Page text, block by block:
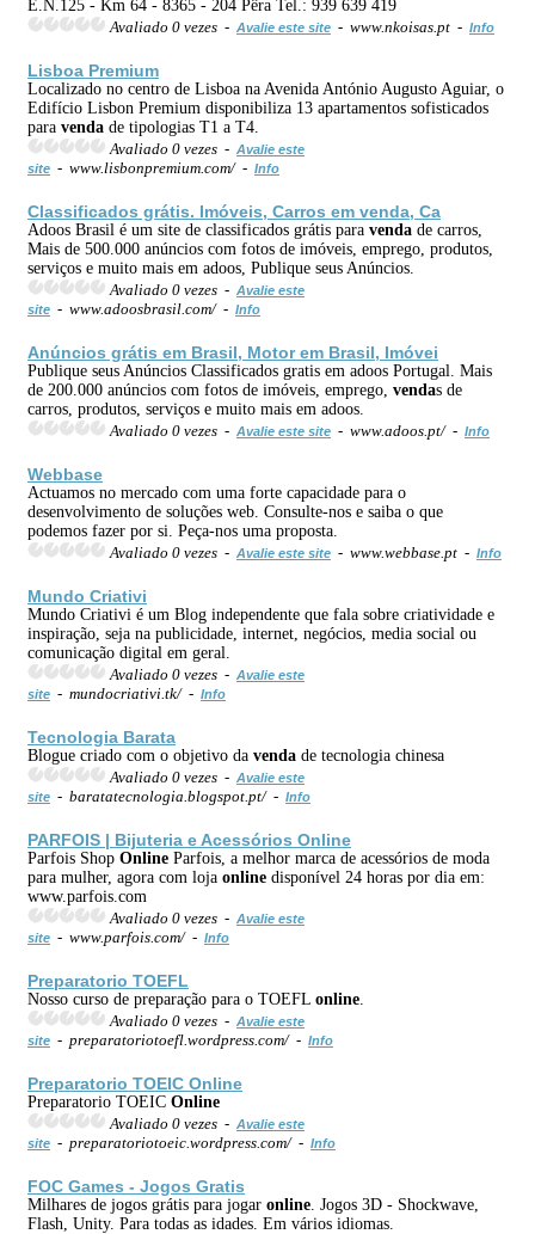
E.N.125 - Km 64 - 8365 - 204 Pêra Tel.: 939 639 419
Avaliado 0 vezes - Avalie este site - www.nkoisas.pt - Info
Lisboa Premium
Localizado no centro de Lisboa na Avenida António Augusto Aguiar, o
Edifício Lisbon Premium disponibiliza 13 apartamentos sofisticados
para venda de tipologias T1 a T4.
Avaliado 0 vezes - Avalie este
site - www.lisbonpremium.com/ - Info
Classificados grátis. Imóveis, Carros em venda, Ca
Adoos Brasil é um site de classificados grátis para venda de carros,
Mais de 500.000 anúncios com fotos de imóveis, emprego, produtos,
serviços e muito mais em adoos, Publique seus Anúncios.
Avaliado 0 vezes - Avalie este
site - www.adoosbrasil.com/ - Info
Anúncios grátis em Brasil, Motor em Brasil, Imóvei
Publique seus Anúncios Classificados gratis em adoos Portugal. Mais
de 200.000 anúncios com fotos de imóveis, emprego, vendas de
carros, produtos, serviços e muito mais em adoos.
Avaliado 0 vezes - Avalie este site - www.adoos.pt/ - Info
Webbase
Actuamos no mercado com uma forte capacidade para o
desenvolvimento de soluções web. Consulte-nos e saiba o que
podemos fazer por si. Peça-nos uma proposta.
Avaliado 0 vezes - Avalie este site - www.webbase.pt - Info
Mundo Criativi
Mundo Criativi é um Blog independente que fala sobre criatividade e
inspiração, seja na publicidade, internet, negócios, media social ou
comunicação digital em geral.
Avaliado 0 vezes - Avalie este
site - mundocriativi.tk/ - Info
Tecnologia Barata
Blogue criado com o objetivo da venda de tecnologia chinesa
Avaliado 0 vezes - Avalie este
site - baratatecnologia.blogspot.pt/ - Info
PARFOIS | Bijuteria e Acessórios Online
Parfois Shop Online Parfois, a melhor marca de acessórios de moda
para mulher, agora com loja online disponível 24 horas por dia em:
www.parfois.com
Avaliado 0 vezes - Avalie este
site - www.parfois.com/ - Info
Preparatorio TOEFL
Nosso curso de preparação para o TOEFL online
Avaliado 0 vezes - Avalie este
site - preparatoriotoefl.wordpress.com/ - Info
Preparatorio TOEIC Online
Preparatorio TOEIC Online
Avaliado 0 vezes - Avalie este
site - preparatoriotoeic.wordpress.com/ - Info
FOC Games - Jogos Gratis
Milhares de jogos grátis para jogar online . Jogos 3D - Shockwave,
Flash, Unity. Para todas as idades. Em vários idiomas.